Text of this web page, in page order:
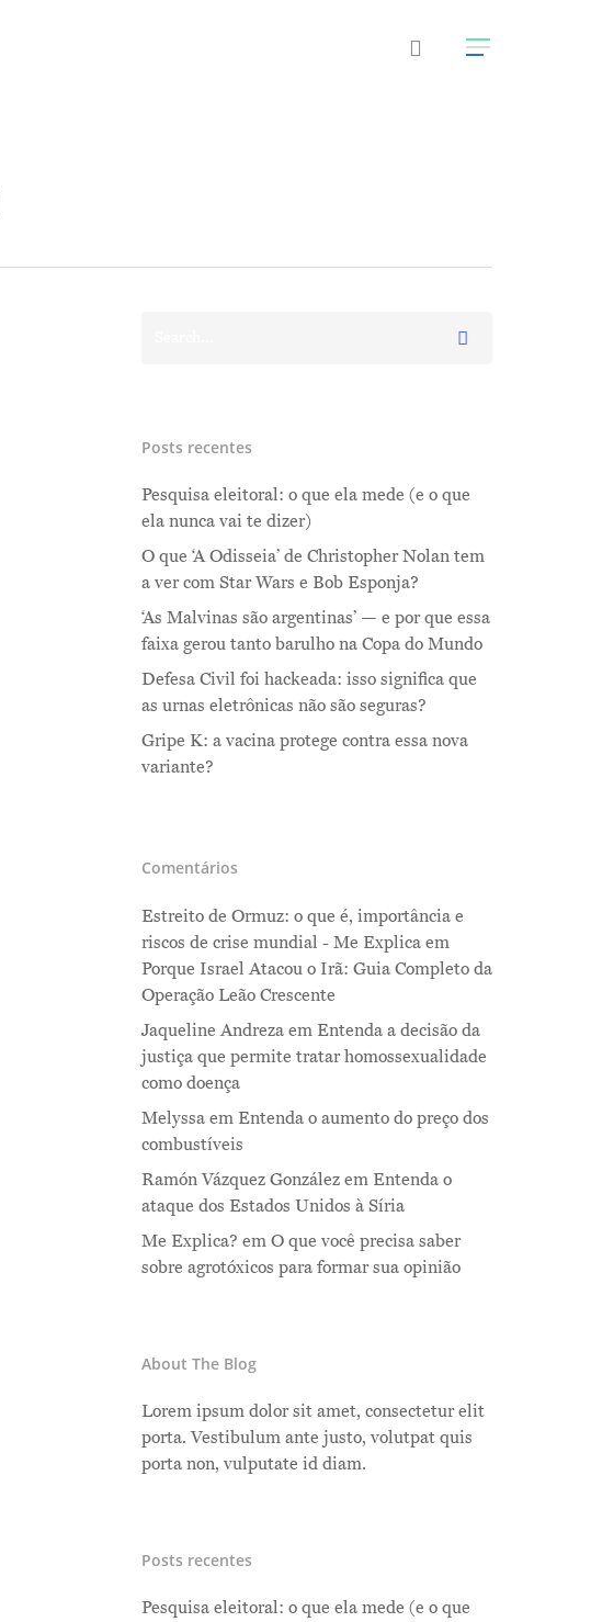
Posts recentes
Pesquisa eleitoral: o que ela mede (e o que
ela nunca vai te dizer)
O que ‘A Odisseia’ de Christopher Nolan tem
a ver com Star Wars e Bob Esponja?
‘As Malvinas são argentinas’ — e por que essa
faixa gerou tanto barulho na Copa do Mundo
Defesa Civil foi hackeada: isso significa que
as urnas eletrônicas não são seguras?
Gripe K: a vacina protege contra essa nova
variante?
Comentários
Estreito de Ormuz: o que é, importância e
riscos de crise mundial - Me Explicaem
Porque Israel Atacou o Irã: Guia Completo da
Operação Leão Crescente
Jaqueline Andrezaem Entenda a decisão da
justiça que permite tratar homossexualidade
como doença
Melyssaem Entenda o aumento do preço dos
combustíveis
Ramón Vázquez Gonzálezem Entenda o
ataque dos Estados Unidos à Síria
Me Explica? em O que você precisa saber
sobre agrotóxicos para formar sua opinião
About The Blog
Lorem ipsum dolor sit amet, consectetur elit
porta. Vestibulum ante justo, volutpat quis
porta non, vulputate id diam.
Posts recentes
Pesquisa eleitoral: o que ela mede (e o que